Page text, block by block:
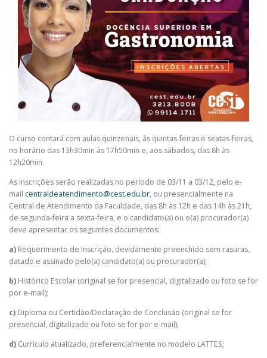
O curso contará com aulas quinzenais, às quintas-feiras e sextas-feiras,
no horário das 13h30min às 17h50min e, aos sábados, das 8h às
12h20min.
As inscrições serão realizadas no período de 03/11 a 03/12, pelo e-
mail centraldeatendimento@cest.edu.br, ou presencialmente na
Central de Atendimento da Faculdade, das 8h às 12h e das 14h às 21h,
de segunda-feira a sexta-feira, e o candidato(a) ou o(a) procurador(a)
deve apresentar os seguintes documentos:
a) Requerimento de Inscrição, devidamente preenchido sem rasuras,
datado e assinado pelo(a) candidato(a) ou procurador(a);
b) Histórico Escolar (original se for presencial, digitalizado ou foto se for
por e-mail);
c) Diploma ou Certidão/Declaração de Conclusão (original se for
presencial, digitalizado ou foto se for por e-mail);
d) Currículo atualizado, preferencialmente no modelo LATTES;